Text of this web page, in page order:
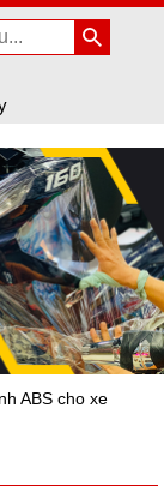
ABS cho xe